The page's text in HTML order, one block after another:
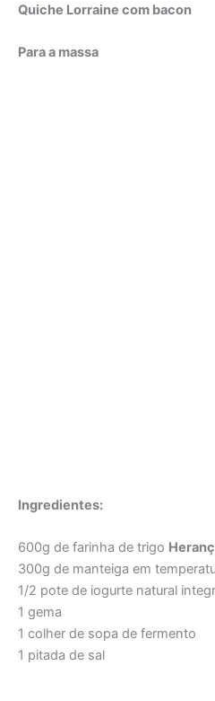
Quiche Lorraine com bacon
Para a massa
Ingredientes:
600g de farinha de trigo
300g de manteiga em
1/2 pote de iogurte natural
1 gema
1 colher de sopa de fermento
1 pitada de sal